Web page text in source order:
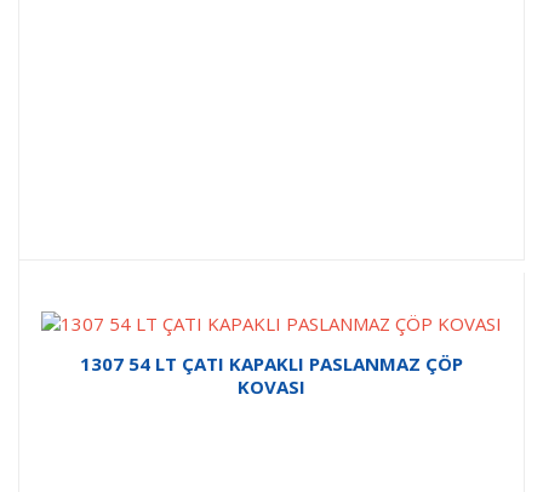
1307 54 LT ÇATI KAPAKLI PASLANMAZ ÇÖP
KOVASI